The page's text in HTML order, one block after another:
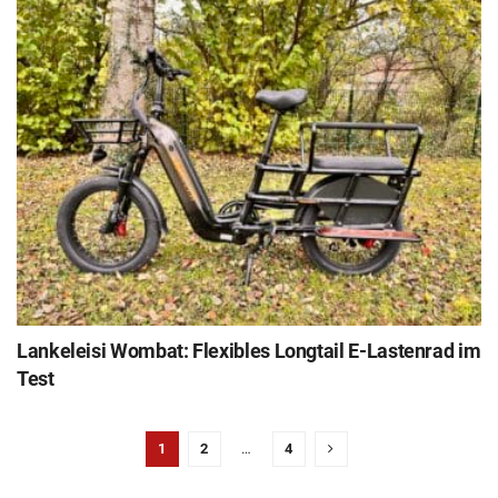
Lankeleisi Wombat: Flexibles Longtail E-Lastenrad im
Test
1 2 … 4